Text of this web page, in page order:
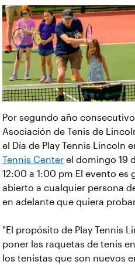
Por segundo año
Asociación de Tenis de
el Día de Play Tennis Lincoln
Tennis Center el domingo 19
12:00 a 1:00 pm El evento es
abierto a cualquier persona
en adelante que quiera
"El propósito de Play Tennis
poner las raquetas de tenis
los tenistas que son nuevos